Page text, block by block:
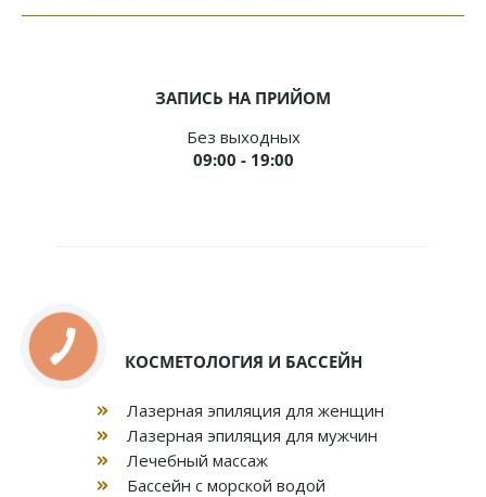
ЗАПИСЬ НА ПРИЙОМ
Без выходных
09:00 - 19:00
КОСМЕТОЛОГИЯ И БАССЕЙН
Лазерная эпиляция для женщин
Лазерная эпиляция для мужчин
Лечебный массаж
Бассейн с морской водой